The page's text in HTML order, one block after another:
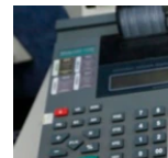
İNSAN AQLARI
VİDEO
SÜRET
BLOGLAR